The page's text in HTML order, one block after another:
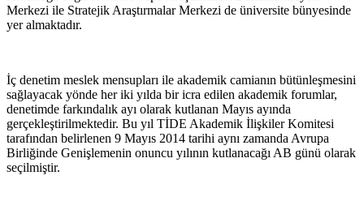
Merkezi ile Stratejik Araştırmalar Merkezi de üniversite bünyesinde
yer almaktadır.
İç denetim meslek mensupları ile akademik camianın bütünleşmesini
sağlayacak yönde her iki yılda bir icra edilen akademik forumlar,
denetimde farkındalık ayı olarak kutlanan Mayıs ayında
gerçekleştirilmektedir. Bu yıl TİDE Akademik İlişkiler Komitesi
tarafından belirlenen 9 Mayıs 2014 tarihi aynı zamanda Avrupa
Birliğinde Genişlemenin onuncu yılının kutlanacağı AB günü olarak
seçilmiştir.